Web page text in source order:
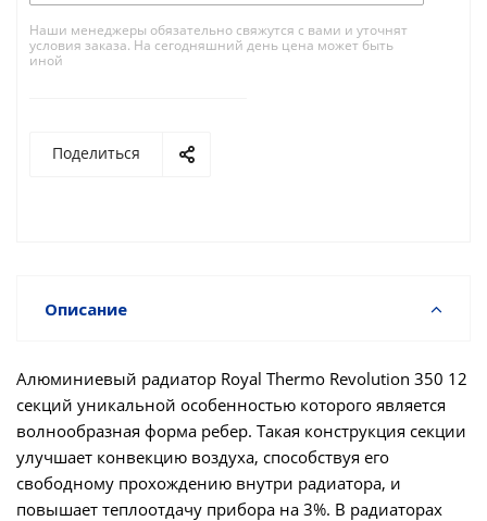
Наши менеджеры обязательно свяжутся с вами и уточнят
условия заказа. На сегодняшний день цена может быть
иной
Поделиться
Описание
Алюминиевый радиатор Royal Thermo Revolution 350 12
секций уникальной особенностью которого является
волнообразная форма ребер. Такая конструкция секции
улучшает конвекцию воздуха, способствуя его
свободному прохождению внутри радиатора, и
повышает теплоотдачу прибора на 3%. В радиаторах